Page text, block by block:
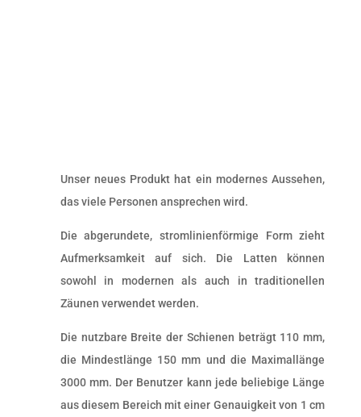
Unser neues Produkt hat ein modernes Aussehen,
das viele Personen ansprechen wird.
Die abgerundete, stromlinienförmige Form zieht
Aufmerksamkeit auf sich. Die Latten können
sowohl in modernen als auch in traditionellen
Zäunen verwendet werden.
Die nutzbare Breite der Schienen beträgt 110 mm,
die Mindestlänge 150 mm und die Maximallänge
3000 mm. Der Benutzer kann jede beliebige Länge
aus diesem Bereich mit einer Genauigkeit von 1 cm